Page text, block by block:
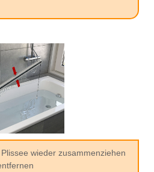
wieder zusammenziehen